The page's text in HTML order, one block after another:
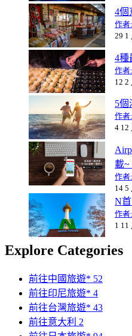
4個
作者
29 1
4種
作者
12 2
5個
作者
4 12
載~
作者
14 5
N
作者
1 11
Explore Categories
前往中國旅遊* 52
前往印尼旅遊* 4
前往台灣旅遊* 43
前往意大利 2